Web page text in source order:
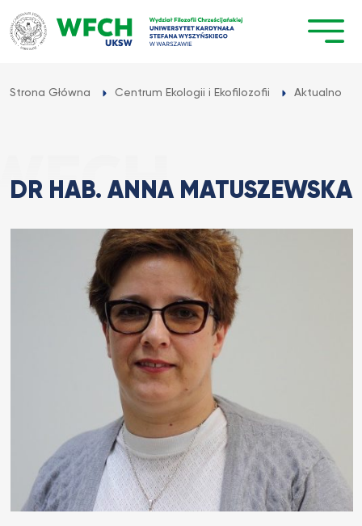
Przejdź
do
treści
Strona Główna Centrum Ekologii i Ekofilozofii Aktualności
DR HAB. ANNA MATUSZEWSKA